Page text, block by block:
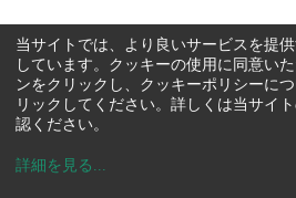
当サイトでは、より良いサービスを提
しています。クッキーの使用に同意い
ンをクリックし、クッキーポリシーに
リックしてください。詳しくは当サイ
認ください。
詳細を見る ...